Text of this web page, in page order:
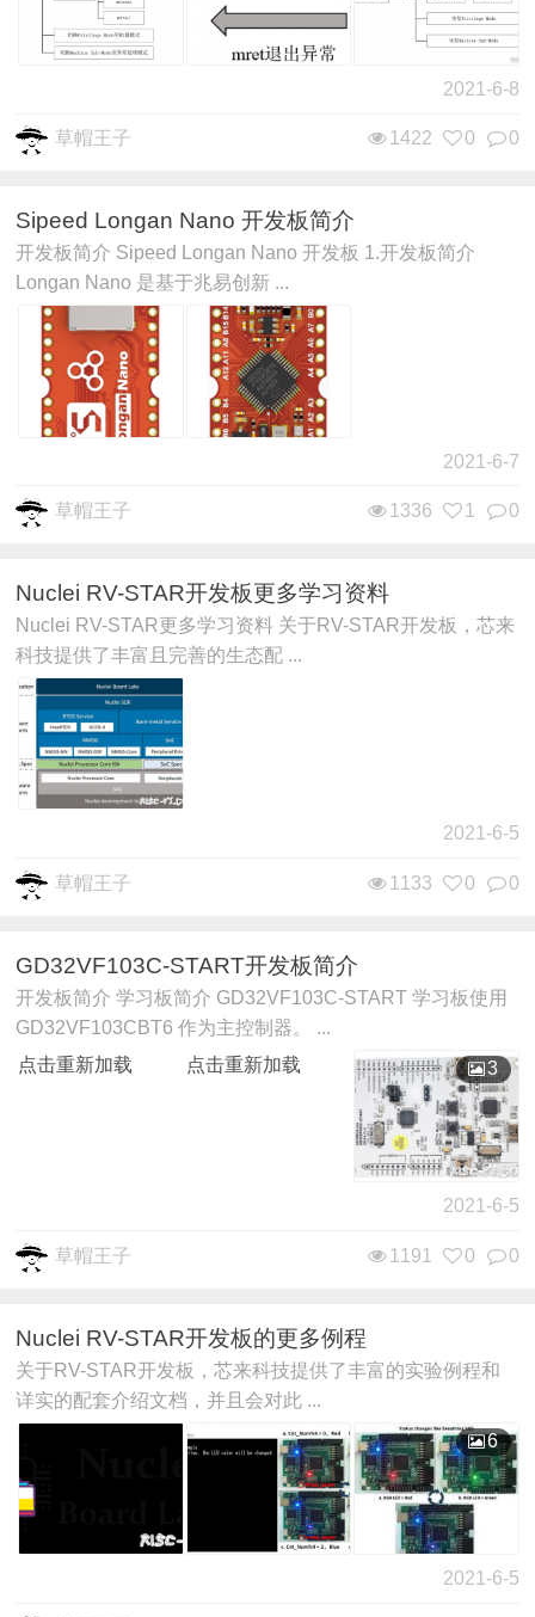
2021-6-8
草帽王子 0
0
1422
Sipeed Longan Nano 开发板简介
开发板简介 Sipeed Longan Nano 开发板 1.开发板简介
Longan Nano 是基于兆易创新 ...
2021-6-7
草帽王子 0
1
1336
Nuclei RV-STAR开发板更多学习资料
Nuclei RV-STAR更多学习资料 关于RV-STAR开发板，芯来
科技提供了丰富且完善的生态配 ...
2021-6-5
草帽王子 0
0
1133
GD32VF103C-START开发板简介
开发板简介 学习板简介 GD32VF103C-START 学习板使用
GD32VF103CBT6 作为主控制器。 ...
点击重新加载
点击重新加载 3
2021-6-5
草帽王子 0
0
1191
Nuclei RV-STAR开发板的更多例程
关于RV-STAR开发板，芯来科技提供了丰富的实验例程和
详实的配套介绍文档，并且会对此 ...
6
2021-6-5